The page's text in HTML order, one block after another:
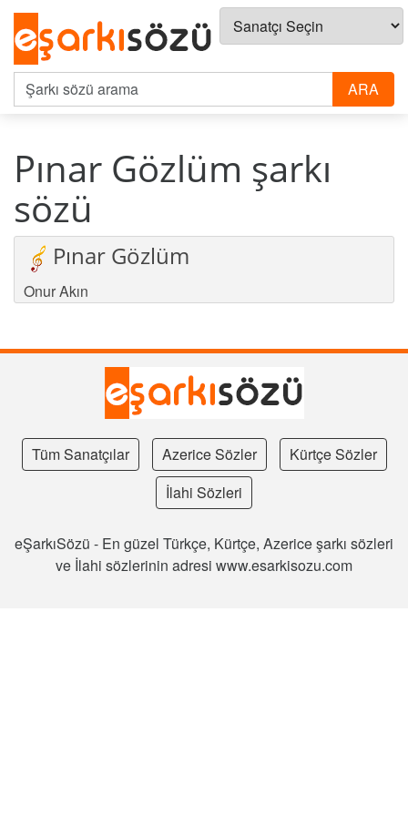
Pınar Gözlüm şarkı
sözü
Pınar Gözlüm
Onur Akın
Tüm Sanatçılar Azerice Sözler
Kürtçe Sözler
İlahi Sözleri
eŞarkıSözü - En güzel Türkçe, Kürtçe, Azerice şarkı sözleri
ve İlahi sözlerinin adresi www.esarkisozu.com